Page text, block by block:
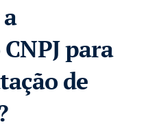
para
de